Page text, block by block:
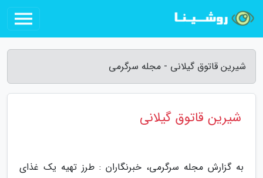
شیرین قاتوق گیلانی - مجله سرگرمی
شیرین قاتوق گیلانی
به گزارش مجله سرگرمی، خبرنگاران : طرز تهیه یک غذای